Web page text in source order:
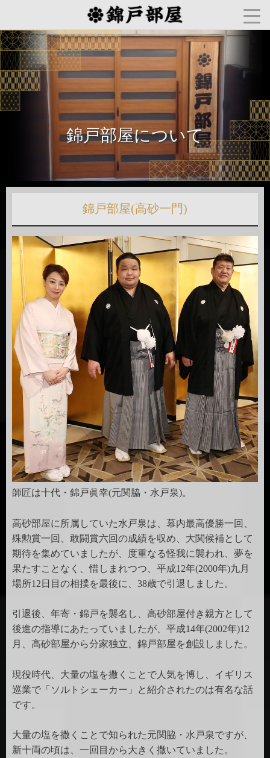
錦戸部屋について
錦戸部屋(高砂一門)
師匠は十代・錦戸眞幸(元関脇・水戸泉)。
高砂部屋に所属していた水戸泉は、幕内最高優勝一回、
殊勲賞一回、敢闘賞六回の成績を収め、大関候補として
期待を集めていましたが、度重なる怪我に襲われ、夢を
果たすことなく、惜しまれつつ、平成12年(2000年)九月
場所12日目の相撲を最後に、38歳で引退しました。
引退後、年寄・錦戸を襲名し、高砂部屋付き親方として
後進の指導にあたっていましたが、平成14年(2002年)12
月、高砂部屋から分家独立、錦戸部屋を創設しました。
現役時代、大量の塩を撒くことで人気を博し、イギリス
巡業で「ソルトシェーカー」と紹介されたのは有名な話
です。
大量の塩を撒くことで知られた元関脇・水戸泉ですが、
新十両の頃は、一回目から大きく撒いていました。